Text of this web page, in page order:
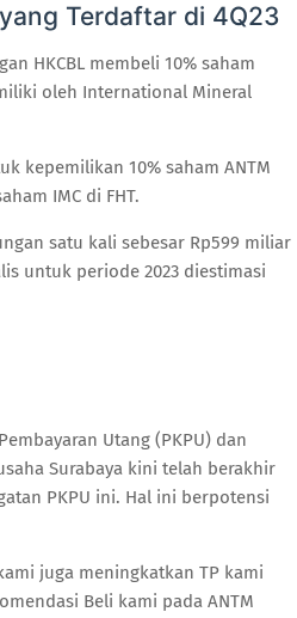
Terdaftar di 4Q23
HKCBL membeli 10% saham
oleh International Mineral
kepemilikan 10% saham ANTM
IMC di FHT.
satu kali sebesar Rp599 miliar
untuk periode 2023 diestimasi
Utang (PKPU) dan
Surabaya kini telah berakhir
PKPU ini. Hal ini berpotensi
juga meningkatkan TP kami
Beli kami pada ANTM